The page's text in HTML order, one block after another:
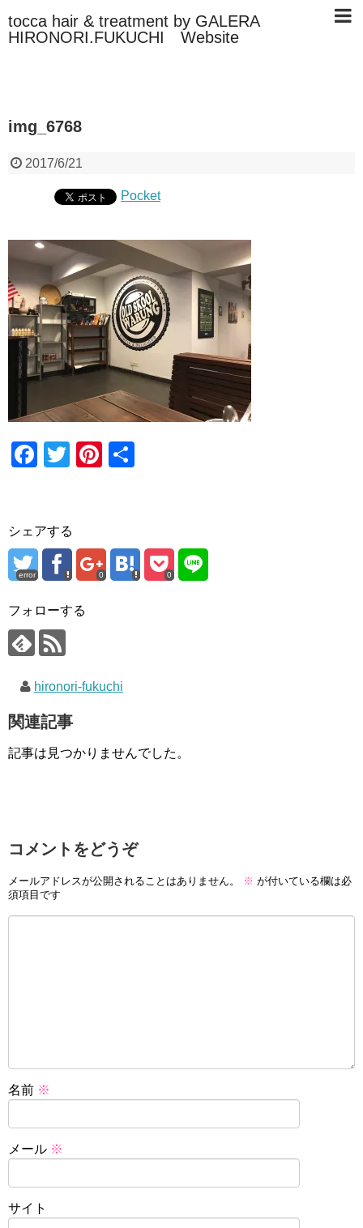
tocca hair & treatment by GALERA
HIRONORI.FUKUCHI Website
img_6768
2017/6/21
Pocket
F
e
b
o
o
k
T
er
Pi
st
シェアする
error 0 0
フォローする
hironori-fukuchi
関連記事
記事は見つかりませんでした。
コメントをどうぞ
メールアドレスが公開されることはありません。 ※ が付いている欄は必
須項目です
名前 ※
メール ※
サイト